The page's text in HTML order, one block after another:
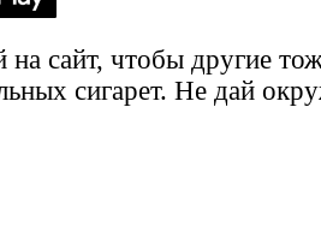
на сайт, чтобы другие
сигарет. Не дай